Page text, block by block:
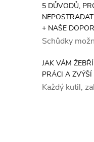
5 DŮVODŮ,
+ NAŠE
Schůdky
JAK VÁM
PRÁCI A ZVÝŠÍ
Každý kutil,